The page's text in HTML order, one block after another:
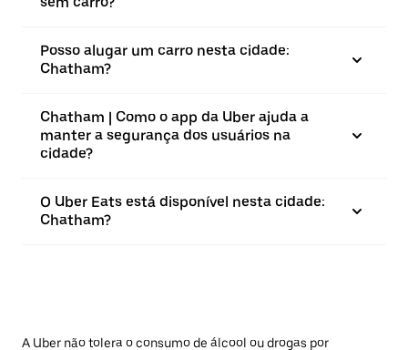
Posso alugar um carro nesta cidade:
Chatham?
Chatham | Como o app da Uber ajuda a
manter a segurança dos usuários na
cidade?
O Uber Eats está disponível nesta cidade:
Chatham?
A Uber não tolera o consumo de álcool ou drogas por